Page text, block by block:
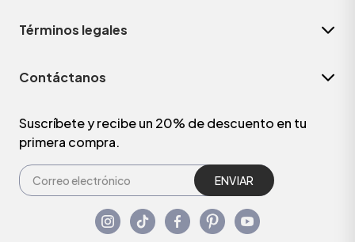
Términos legales
Contáctanos
Suscríbete y recibe un 20% de descuento en tu
primera compra.
ENVIAR